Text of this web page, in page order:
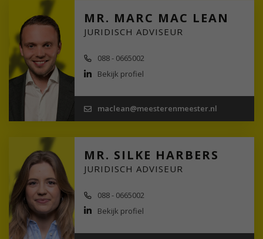
MR. MARC MAC LEAN
JURIDISCH ADVISEUR
088 - 0665002
Bekijk profiel
maclean@meesterenmeester.nl
MR. SILKE HARBERS
JURIDISCH ADVISEUR
088 - 0665002
Bekijk profiel